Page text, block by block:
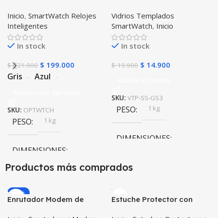
WATCH™ (KW37 PRO) Mide
Temperatura Presión
Arterial y Ritmo Cardíaco
Inicio, SmartWatch Relojes
Inteligentes
In stock
$221.900 $ 199.000
Gris Azul
SKU: OPTWTCH
PESO 1 kg
DIMENSIONES
COLOR
Smartwatch Samsung
Gear S3 Frontier
Vidrios Templados
SmartWatch, Inicio
In stock
$19.900 $ 14.900
SKU: VTP-SS-GS3
PESO 1 kg
DIMENSIONES
20 × 20 × 20 cm
Productos más comprados
-20%
Enrutador Modem de
Estuche Protector con